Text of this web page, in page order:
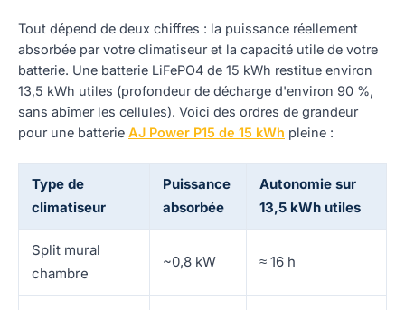
Tout dépend de deux chiffres : la puissance réellement
absorbée par votre climatiseur et la capacité utile de votre
batterie. Une batterie LiFePO4 de 15 kWh restitue environ
13,5 kWh utiles (profondeur de décharge d'environ 90 %,
sans abîmer les cellules). Voici des ordres de grandeur
pour une batterie AJ Power P15 de 15 kWh pleine :
Type de
climatiseur
Puissance
absorbée
Autonomie sur
13,5 kWh utiles
Split mural
chambre
~0,8 kW ≈ 16 h